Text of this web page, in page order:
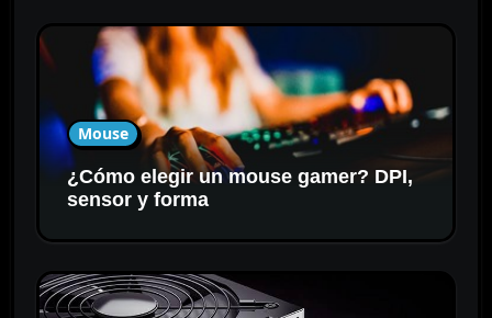
Mouse
¿Cómo elegir un mouse gamer? DPI,
sensor y forma